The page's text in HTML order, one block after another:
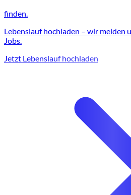
finden.
Lebenslauf hochladen – wir melden
Jobs.
Jetzt Lebenslauf hochladen